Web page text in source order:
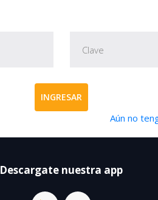
INGRESAR
Aún no
Descargate nuestra app